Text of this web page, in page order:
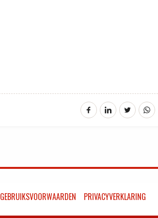
GEBRUIKSVOORWAARDEN PRIVACYVERKLARING